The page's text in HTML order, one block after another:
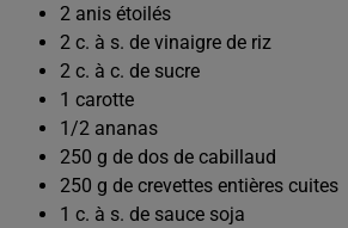
2 anis étoilés
2 c. à s. de vinaigre de riz
2 c. à c. de sucre
1 carotte
1/2 ananas
250 g de dos de cabillaud
250 g de crevettes entières cuites
1 c. à s. de sauce soja